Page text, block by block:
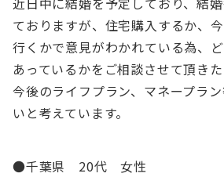
ておりますが、住宅購入するか、
行くかで意見がわかれている為、
あっているかをご相談させて頂きた
今後のライフプラン、マネープラ
いと考えています。
●千葉県 20代 女性